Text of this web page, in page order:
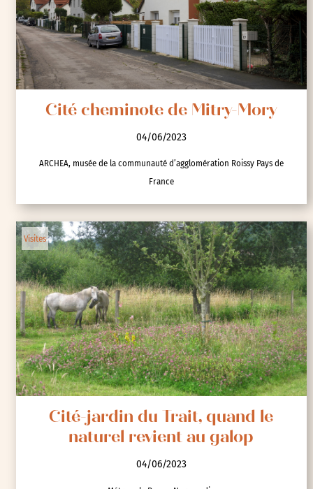
Cité cheminote de Mitry-Mory
04/06/2023
ARCHEA, musée de la communauté d’agglomération Roissy Pays de
France
Visites
Cité-jardin du Trait, quand le
naturel revient au galop
04/06/2023